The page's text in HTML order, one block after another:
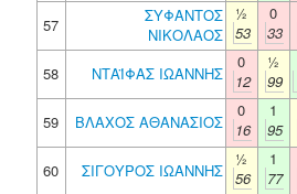
57
ΣΥΦΑΝΤΟΣ
ΝΙΚΟΛΑΟΣ
½
53
0
33
58
ΝΤΑΪΦΑΣ ΙΩΑΝΝΗΣ
0
12
½
99
59
ΒΛΑΧΟΣ ΑΘΑΝΑΣΙΟΣ
0
16
1
95
60
ΣΙΓΟΥΡΟΣ ΙΩΑΝΝΗΣ
½
56
1
77